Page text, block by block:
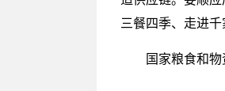
三餐四季、走进
国家粮食和